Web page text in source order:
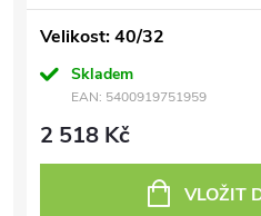
Velikost: 40/32
Skladem
EAN: 5400919751959
2 518 Kč
VLOŽIT